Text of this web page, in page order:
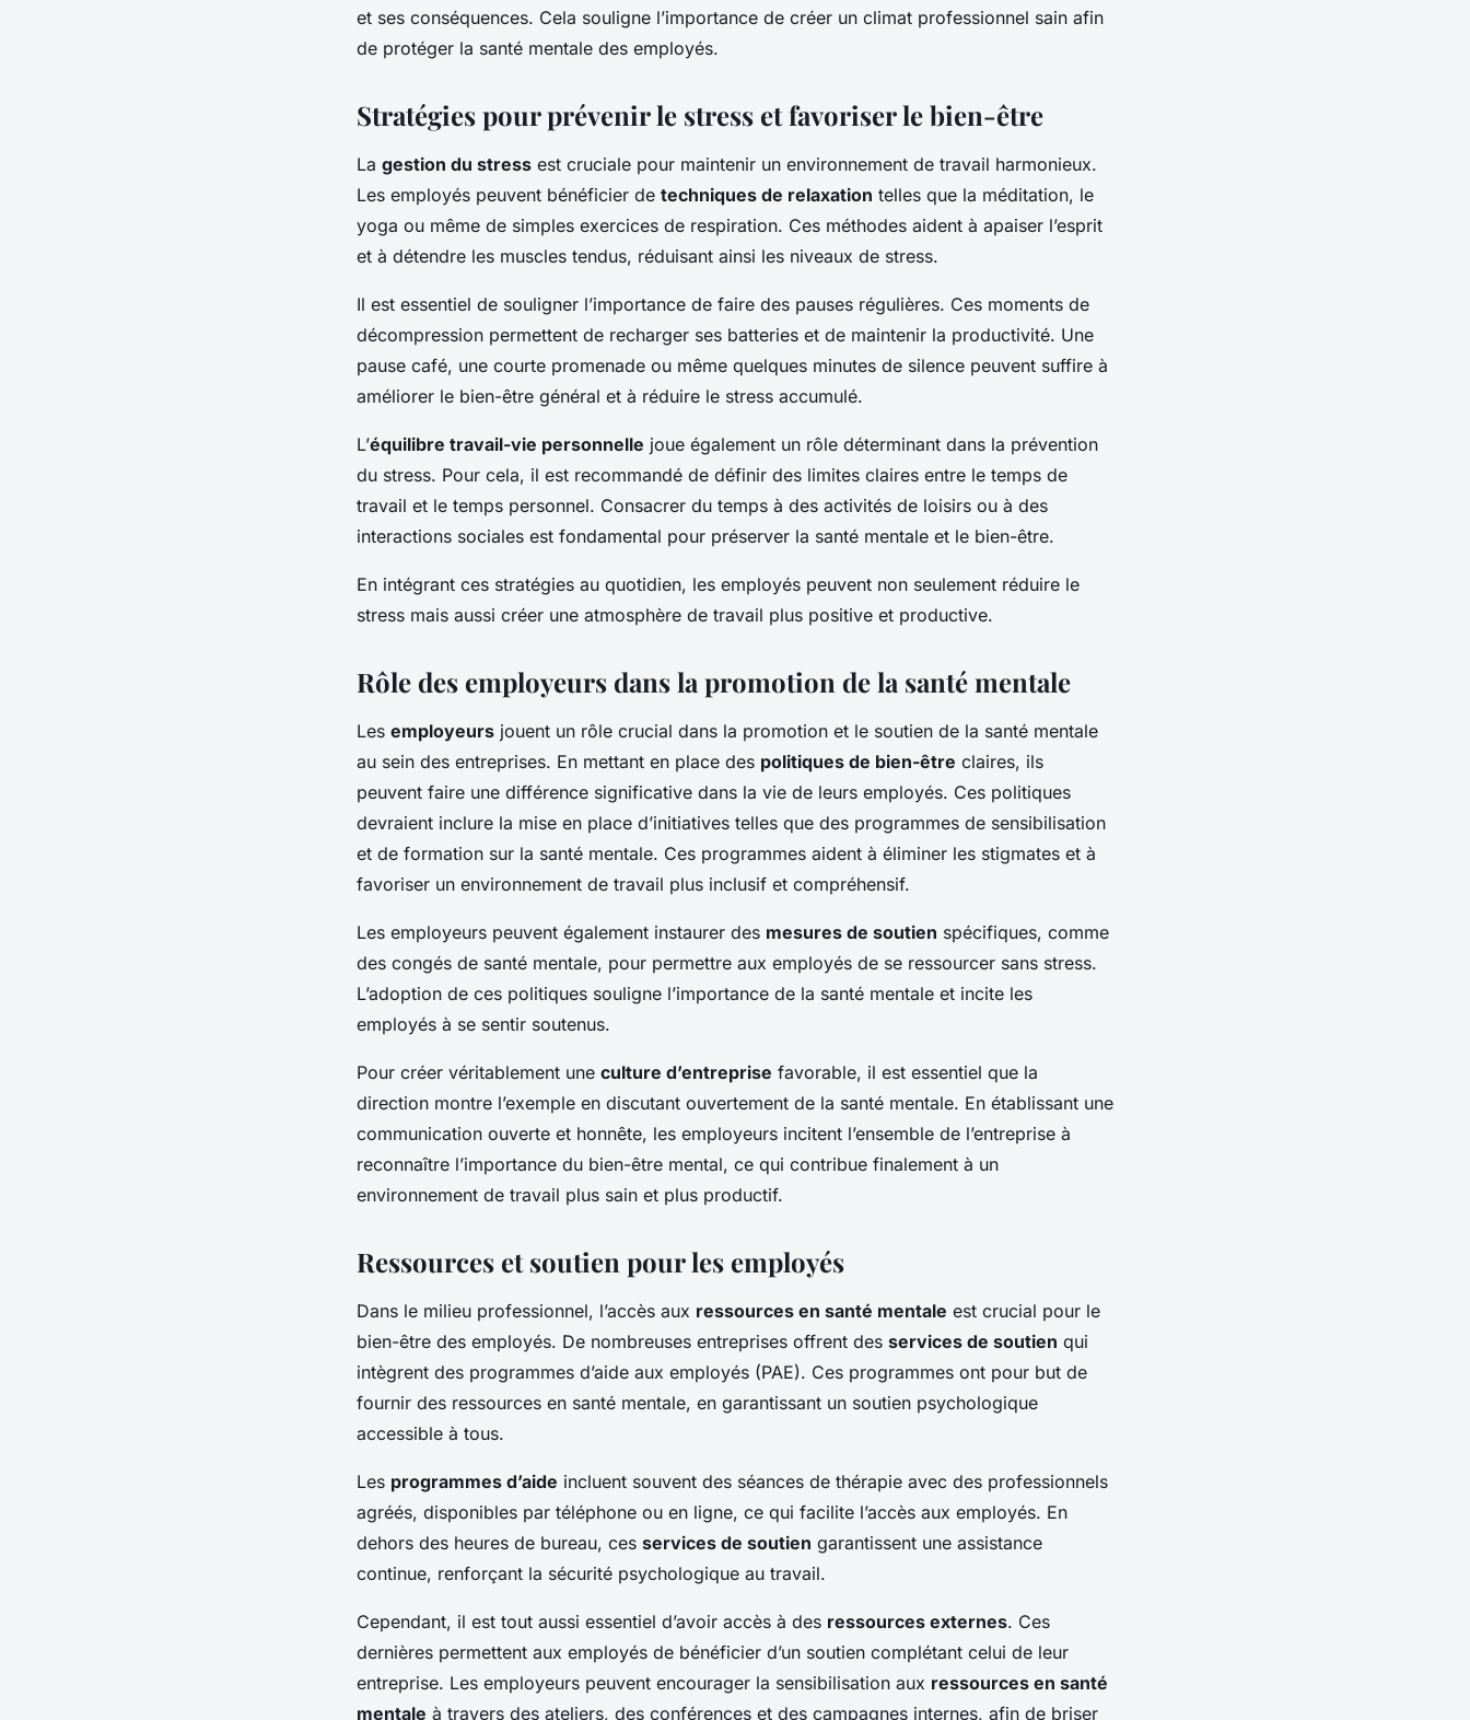
et ses conséquences. Cela souligne l’importance de créer un climat professionnel sain afin
de protéger la santé mentale des employés.
Stratégies pour prévenir le stress et favoriser le bien-être
La gestion du stress est cruciale pour maintenir un environnement de travail harmonieux.
Les employés peuvent bénéficier de techniques de relaxation telles que la méditation, le
yoga ou même de simples exercices de respiration. Ces méthodes aident à apaiser l’esprit
et à détendre les muscles tendus, réduisant ainsi les niveaux de stress.
Il est essentiel de souligner l’importance de faire des pauses régulières. Ces moments de
décompression permettent de recharger ses batteries et de maintenir la productivité. Une
pause café, une courte promenade ou même quelques minutes de silence peuvent suffire à
améliorer le bien-être général et à réduire le stress accumulé.
L’équilibre travail-vie personnelle joue également un rôle déterminant dans la prévention
du stress. Pour cela, il est recommandé de définir des limites claires entre le temps de
travail et le temps personnel. Consacrer du temps à des activités de loisirs ou à des
interactions sociales est fondamental pour préserver la santé mentale et le bien-être.
En intégrant ces stratégies au quotidien, les employés peuvent non seulement réduire le
stress mais aussi créer une atmosphère de travail plus positive et productive.
Rôle des employeurs dans la promotion de la santé mentale
Les employeurs jouent un rôle crucial dans la promotion et le soutien de la santé mentale
au sein des entreprises. En mettant en place des politiques de bien-être claires, ils
peuvent faire une différence significative dans la vie de leurs employés. Ces politiques
devraient inclure la mise en place d’initiatives telles que des programmes de sensibilisation
et de formation sur la santé mentale. Ces programmes aident à éliminer les stigmates et à
favoriser un environnement de travail plus inclusif et compréhensif.
Les employeurs peuvent également instaurer des mesures de soutien spécifiques, comme
des congés de santé mentale, pour permettre aux employés de se ressourcer sans stress.
L’adoption de ces politiques souligne l’importance de la santé mentale et incite les
employés à se sentir soutenus.
Pour créer véritablement une culture d’entreprise favorable, il est essentiel que la
direction montre l’exemple en discutant ouvertement de la santé mentale. En établissant une
communication ouverte et honnête, les employeurs incitent l’ensemble de l’entreprise à
reconnaître l’importance du bien-être mental, ce qui contribue finalement à un
environnement de travail plus sain et plus productif.
Ressources et soutien pour les employés
Dans le milieu professionnel, l’accès aux ressources en santé mentale est crucial pour le
bien-être des employés. De nombreuses entreprises offrent des services de soutien qui
intègrent des programmes d’aide aux employés (PAE). Ces programmes ont pour but de
fournir des ressources en santé mentale, en garantissant un soutien psychologique
accessible à tous.
Les programmes d’aide incluent souvent des séances de thérapie avec des professionnels
agréés, disponibles par téléphone ou en ligne, ce qui facilite l’accès aux employés. En
dehors des heures de bureau, ces services de soutien garantissent une assistance
continue, renforçant la sécurité psychologique au travail.
Cependant, il est tout aussi essentiel d’avoir accès à des ressources externes. Ces
dernières permettent aux employés de bénéficier d’un soutien complétant celui de leur
entreprise. Les employeurs peuvent encourager la sensibilisation aux ressources en santé
mentale à travers des ateliers, des conférences et des campagnes internes, afin de briser